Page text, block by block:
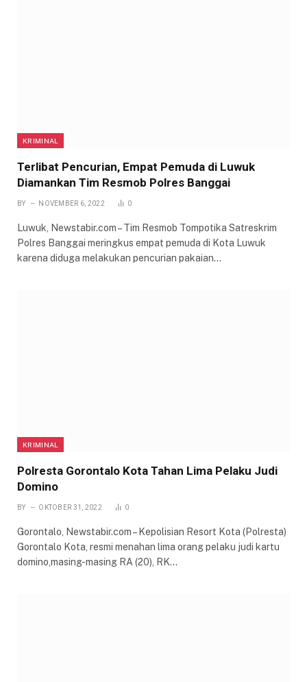
KRIMINAL
Terlibat Pencurian, Empat Pemuda di Luwuk
Diamankan Tim Resmob Polres Banggai
BY NOVEMBER 6, 2022 0
Luwuk, Newstabir.com – Tim Resmob Tompotika Satreskrim
Polres Banggai meringkus empat pemuda di Kota Luwuk
karena diduga melakukan pencurian pakaian…
KRIMINAL
Polresta Gorontalo Kota Tahan Lima Pelaku Judi
Domino
BY OKTOBER 31, 2022 0
Gorontalo, Newstabir.com – Kepolisian Resort Kota (Polresta)
Gorontalo Kota, resmi menahan lima orang pelaku judi kartu
domino,masing-masing RA (20), RK…